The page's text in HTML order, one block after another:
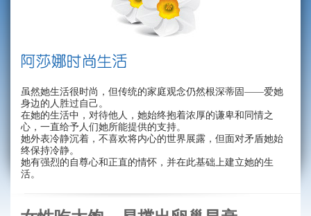
社区
FAQ虽然她生活很时尚，但传统的家庭观念仍然根深蒂固——爱她
身边的人胜过自己。
在她的生活中，对待他人，她始终抱着浓厚的谦卑和同情之
心，一直给予人们她所能提供的支持。
她外表冷静沉着，不喜欢将内心的世界展露，但面对矛盾她始
终保持冷静。
她有强烈的自尊心和正直的情怀，并在此基础上建立她的生
活。